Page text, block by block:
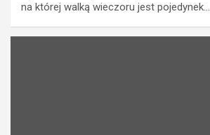
na której walką wieczoru jest pojedynek…